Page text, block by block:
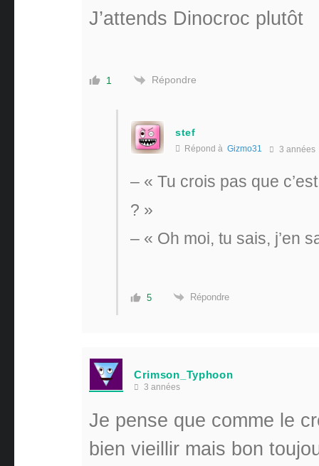
J’attends Dinocroc plutôt
1 Répondre
stef
Répond à Gizmo31 3 années
– « Tu crois pas que
? »
– « Oh moi, tu sais, j’en
5 Répondre
Crimson_Typhoon
3 années
Je pense que comme le
bien vieillir mais bon